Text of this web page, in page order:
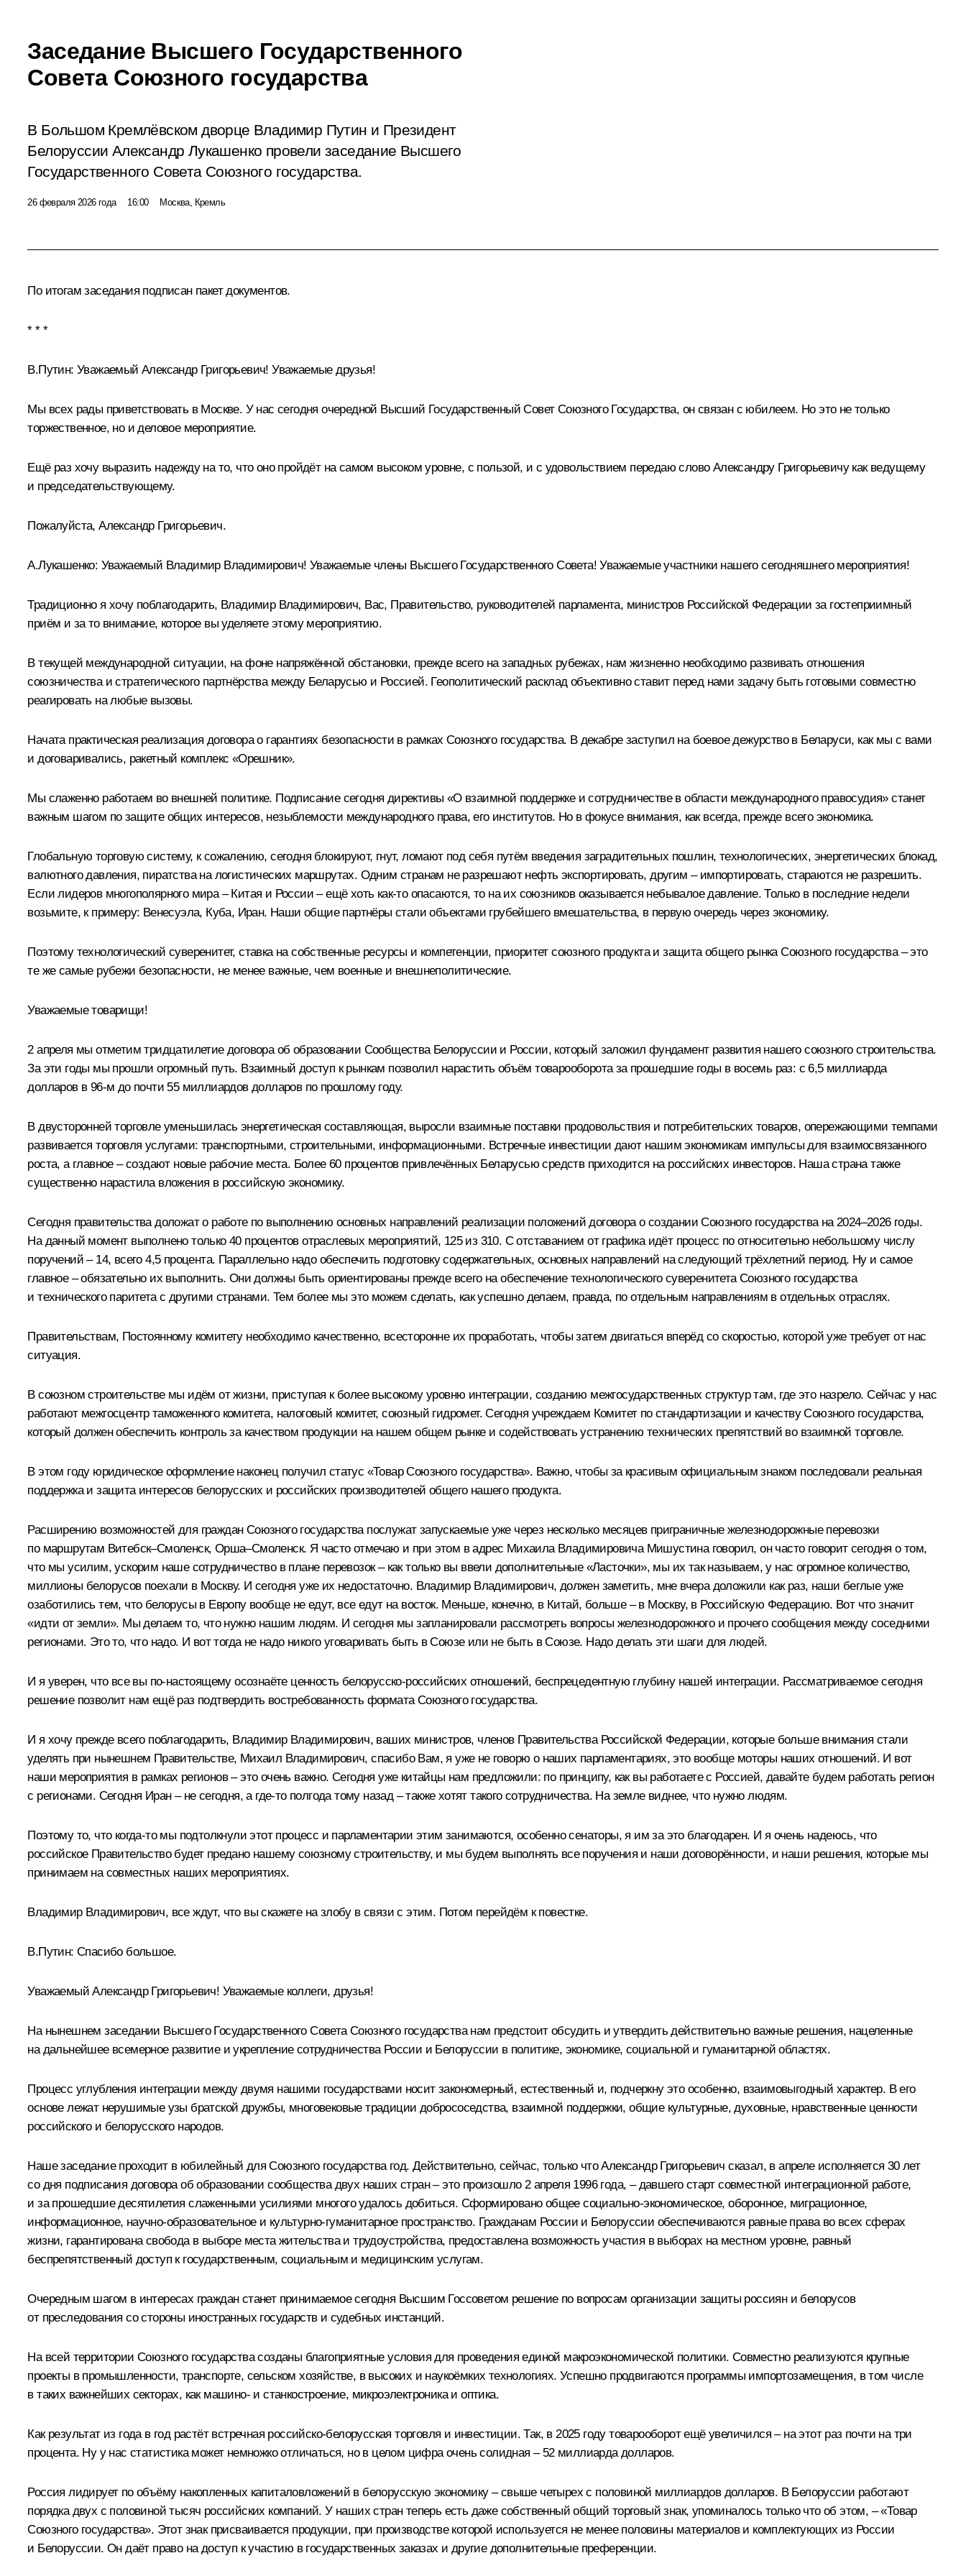
Заседание Высшего Государственного
Совета Союзного государства
В Большом Кремлёвском дворце Владимир Путин и Президент
Белоруссии Александр Лукашенко провели заседание Высшего
Государственного Совета Союзного государства.
26 февраля 2026 года 16:00 Москва, Кремль
По итогам заседания подписан пакет документов.
* * *
В.Путин: Уважаемый Александр Григорьевич! Уважаемые друзья!
Мы всех рады приветствовать в Москве. У нас сегодня очередной Высший Государственный Совет Союзного Государства, он связан с юбилеем. Но это не только
торжественное, но и деловое мероприятие.
Ещё раз хочу выразить надежду на то, что оно пройдёт на самом высоком уровне, с пользой, и с удовольствием передаю слово Александру Григорьевичу как ведущему
и председательствующему.
Пожалуйста, Александр Григорьевич.
А.Лукашенко: Уважаемый Владимир Владимирович! Уважаемые члены Высшего Государственного Совета! Уважаемые участники нашего сегодняшнего мероприятия!
Традиционно я хочу поблагодарить, Владимир Владимирович, Вас, Правительство, руководителей парламента, министров Российской Федерации за гостеприимный
приём и за то внимание, которое вы уделяете этому мероприятию.
В текущей международной ситуации, на фоне напряжённой обстановки, прежде всего на западных рубежах, нам жизненно необходимо развивать отношения
союзничества и стратегического партнёрства между Беларусью и Россией. Геополитический расклад объективно ставит перед нами задачу быть готовыми совместно
реагировать на любые вызовы.
Начата практическая реализация договора о гарантиях безопасности в рамках Союзного государства. В декабре заступил на боевое дежурство в Беларуси, как мы с вами
и договаривались, ракетный комплекс «Орешник».
Мы слаженно работаем во внешней политике. Подписание сегодня директивы «О взаимной поддержке и сотрудничестве в области международного правосудия» станет
важным шагом по защите общих интересов, незыблемости международного права, его институтов. Но в фокусе внимания, как всегда, прежде всего экономика.
Глобальную торговую систему, к сожалению, сегодня блокируют, гнут, ломают под себя путём введения заградительных пошлин, технологических, энергетических блокад,
валютного давления, пиратства на логистических маршрутах. Одним странам не разрешают нефть экспортировать, другим – импортировать, стараются не разрешить.
Если лидеров многополярного мира – Китая и России – ещё хоть как-то опасаются, то на их союзников оказывается небывалое давление. Только в последние недели
возьмите, к примеру: Венесуэла, Куба, Иран. Наши общие партнёры стали объектами грубейшего вмешательства, в первую очередь через экономику.
Поэтому технологический суверенитет, ставка на собственные ресурсы и компетенции, приоритет союзного продукта и защита общего рынка Союзного государства – это
те же самые рубежи безопасности, не менее важные, чем военные и внешнеполитические.
Уважаемые товарищи!
2 апреля мы отметим тридцатилетие договора об образовании Сообщества Белоруссии и России, который заложил фундамент развития нашего союзного строительства.
За эти годы мы прошли огромный путь. Взаимный доступ к рынкам позволил нарастить объём товарооборота за прошедшие годы в восемь раз: с 6,5 миллиарда
долларов в 96-м до почти 55 миллиардов долларов по прошлому году.
В двусторонней торговле уменьшилась энергетическая составляющая, выросли взаимные поставки продовольствия и потребительских товаров, опережающими темпами
развивается торговля услугами: транспортными, строительными, информационными. Встречные инвестиции дают нашим экономикам импульсы для взаимосвязанного
роста, а главное – создают новые рабочие места. Более 60 процентов привлечённых Беларусью средств приходится на российских инвесторов. Наша страна также
существенно нарастила вложения в российскую экономику.
Сегодня правительства доложат о работе по выполнению основных направлений реализации положений договора о создании Союзного государства на 2024–2026 годы.
На данный момент выполнено только 40 процентов отраслевых мероприятий, 125 из 310. С отставанием от графика идёт процесс по относительно небольшому числу
поручений – 14, всего 4,5 процента. Параллельно надо обеспечить подготовку содержательных, основных направлений на следующий трёхлетний период. Ну и самое
главное – обязательно их выполнить. Они должны быть ориентированы прежде всего на обеспечение технологического суверенитета Союзного государства
и технического паритета с другими странами. Тем более мы это можем сделать, как успешно делаем, правда, по отдельным направлениям в отдельных отраслях.
Правительствам, Постоянному комитету необходимо качественно, всесторонне их проработать, чтобы затем двигаться вперёд со скоростью, которой уже требует от нас
ситуация.
В союзном строительстве мы идём от жизни, приступая к более высокому уровню интеграции, созданию межгосударственных структур там, где это назрело. Сейчас у нас
работают межгосцентр таможенного комитета, налоговый комитет, союзный гидромет. Сегодня учреждаем Комитет по стандартизации и качеству Союзного государства,
который должен обеспечить контроль за качеством продукции на нашем общем рынке и содействовать устранению технических препятствий во взаимной торговле.
В этом году юридическое оформление наконец получил статус «Товар Союзного государства». Важно, чтобы за красивым официальным знаком последовали реальная
поддержка и защита интересов белорусских и российских производителей общего нашего продукта.
Расширению возможностей для граждан Союзного государства послужат запускаемые уже через несколько месяцев приграничные железнодорожные перевозки
по маршрутам Витебск–Смоленск, Орша–Смоленск. Я часто отмечаю и при этом в адрес Михаила Владимировича Мишустина говорил, он часто говорит сегодня о том,
что мы усилим, ускорим наше сотрудничество в плане перевозок – как только вы ввели дополнительные «Ласточки», мы их так называем, у нас огромное количество,
миллионы белорусов поехали в Москву. И сегодня уже их недостаточно. Владимир Владимирович, должен заметить, мне вчера доложили как раз, наши беглые уже
озаботились тем, что белорусы в Европу вообще не едут, все едут на восток. Меньше, конечно, в Китай, больше – в Москву, в Российскую Федерацию. Вот что значит
«идти от земли». Мы делаем то, что нужно нашим людям. И сегодня мы запланировали рассмотреть вопросы железнодорожного и прочего сообщения между соседними
регионами. Это то, что надо. И вот тогда не надо никого уговаривать быть в Союзе или не быть в Союзе. Надо делать эти шаги для людей.
И я уверен, что все вы по-настоящему осознаёте ценность белорусско-российских отношений, беспрецедентную глубину нашей интеграции. Рассматриваемое сегодня
решение позволит нам ещё раз подтвердить востребованность формата Союзного государства.
И я хочу прежде всего поблагодарить, Владимир Владимирович, ваших министров, членов Правительства Российской Федерации, которые больше внимания стали
уделять при нынешнем Правительстве, Михаил Владимирович, спасибо Вам, я уже не говорю о наших парламентариях, это вообще моторы наших отношений. И вот
наши мероприятия в рамках регионов – это очень важно. Сегодня уже китайцы нам предложили: по принципу, как вы работаете с Россией, давайте будем работать регион
с регионами. Сегодня Иран – не сегодня, а где-то полгода тому назад – также хотят такого сотрудничества. На земле виднее, что нужно людям.
Поэтому то, что когда-то мы подтолкнули этот процесс и парламентарии этим занимаются, особенно сенаторы, я им за это благодарен. И я очень надеюсь, что
российское Правительство будет предано нашему союзному строительству, и мы будем выполнять все поручения и наши договорённости, и наши решения, которые мы
принимаем на совместных наших мероприятиях.
Владимир Владимирович, все ждут, что вы скажете на злобу в связи с этим. Потом перейдём к повестке.
В.Путин: Спасибо большое.
Уважаемый Александр Григорьевич! Уважаемые коллеги, друзья!
На нынешнем заседании Высшего Государственного Совета Союзного государства нам предстоит обсудить и утвердить действительно важные решения, нацеленные
на дальнейшее всемерное развитие и укрепление сотрудничества России и Белоруссии в политике, экономике, социальной и гуманитарной областях.
Процесс углубления интеграции между двумя нашими государствами носит закономерный, естественный и, подчеркну это особенно, взаимовыгодный характер. В его
основе лежат нерушимые узы братской дружбы, многовековые традиции добрососедства, взаимной поддержки, общие культурные, духовные, нравственные ценности
российского и белорусского народов.
Наше заседание проходит в юбилейный для Союзного государства год. Действительно, сейчас, только что Александр Григорьевич сказал, в апреле исполняется 30 лет
со дня подписания договора об образовании сообщества двух наших стран – это произошло 2 апреля 1996 года, – давшего старт совместной интеграционной работе,
и за прошедшие десятилетия слаженными усилиями многого удалось добиться. Сформировано общее социально-экономическое, оборонное, миграционное,
информационное, научно-образовательное и культурно-гуманитарное пространство. Гражданам России и Белоруссии обеспечиваются равные права во всех сферах
жизни, гарантирована свобода в выборе места жительства и трудоустройства, предоставлена возможность участия в выборах на местном уровне, равный
беспрепятственный доступ к государственным, социальным и медицинским услугам.
Очередным шагом в интересах граждан станет принимаемое сегодня Высшим Госсоветом решение по вопросам организации защиты россиян и белорусов
от преследования со стороны иностранных государств и судебных инстанций.
На всей территории Союзного государства созданы благоприятные условия для проведения единой макроэкономической политики. Совместно реализуются крупные
проекты в промышленности, транспорте, сельском хозяйстве, в высоких и наукоёмких технологиях. Успешно продвигаются программы импортозамещения, в том числе
в таких важнейших секторах, как машино- и станкостроение, микроэлектроника и оптика.
Как результат из года в год растёт встречная российско-белорусская торговля и инвестиции. Так, в 2025 году товарооборот ещё увеличился – на этот раз почти на три
процента. Ну у нас статистика может немножко отличаться, но в целом цифра очень солидная – 52 миллиарда долларов.
Россия лидирует по объёму накопленных капиталовложений в белорусскую экономику – свыше четырех с половиной миллиардов долларов. В Белоруссии работают
порядка двух с половиной тысяч российских компаний. У наших стран теперь есть даже собственный общий торговый знак, упоминалось только что об этом, – «Товар
Союзного государства». Этот знак присваивается продукции, при производстве которой используется не менее половины материалов и комплектующих из России
и Белоруссии. Он даёт право на доступ к участию в государственных заказах и другие дополнительные преференции.